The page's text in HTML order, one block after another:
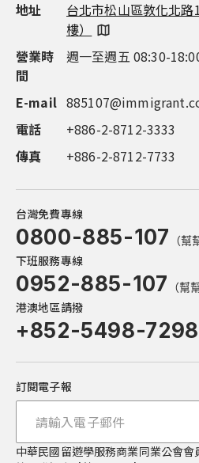
地址
台北市松山區敦化北
樓）
營業時
間
週一至週五 08:30-
E-mail
電話
+886-2-8712-3333
傳真
+886-2-8712-7733
地址
新竹市東區慈雲路118
樓）
營業時
間
週一至週五 09:00-
電話
+886-3-563-8555
傳真
+886-2-8712-7733
地址
台中市西屯區市政路
廣場）
營業時
間
週一至週五 08:30-
電話
+886-4-2252-1000
傳真
+886-4-2252-1999
地址
台南市永康區中華路1-
大樓）
營業時
間
週一至週五 08:30-
電話
+886-6-311-0555
傳真
+886-7-555-9587
地址
高雄市鼓山區明誠三
樓）
營業時
間
週一至週五 08:30-
電話
+886-7-555-9597
傳真
+886-7-555-9587
台灣免費專線
0800-885-107 （幫
下班服務專線
0952-885-107 （幫
港澳地區請撥
+852-5498-7298
訂閱電子報
中華民國留遊學服務商業同業公會會